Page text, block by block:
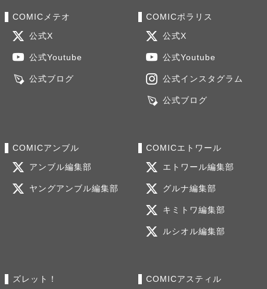
COMICメテオ
公式X
公式Youtube
公式ブログ
COMICポラリス
公式X
公式Youtube
公式インスタグラム
公式ブログ
COMICアンブル
アンブル編集部
ヤングアンブル編集部
COMICエトワール
エトワール編集部
グルナ編集部
キミトワ編集部
ルシオル編集部
ズレット！ COMICアスティル